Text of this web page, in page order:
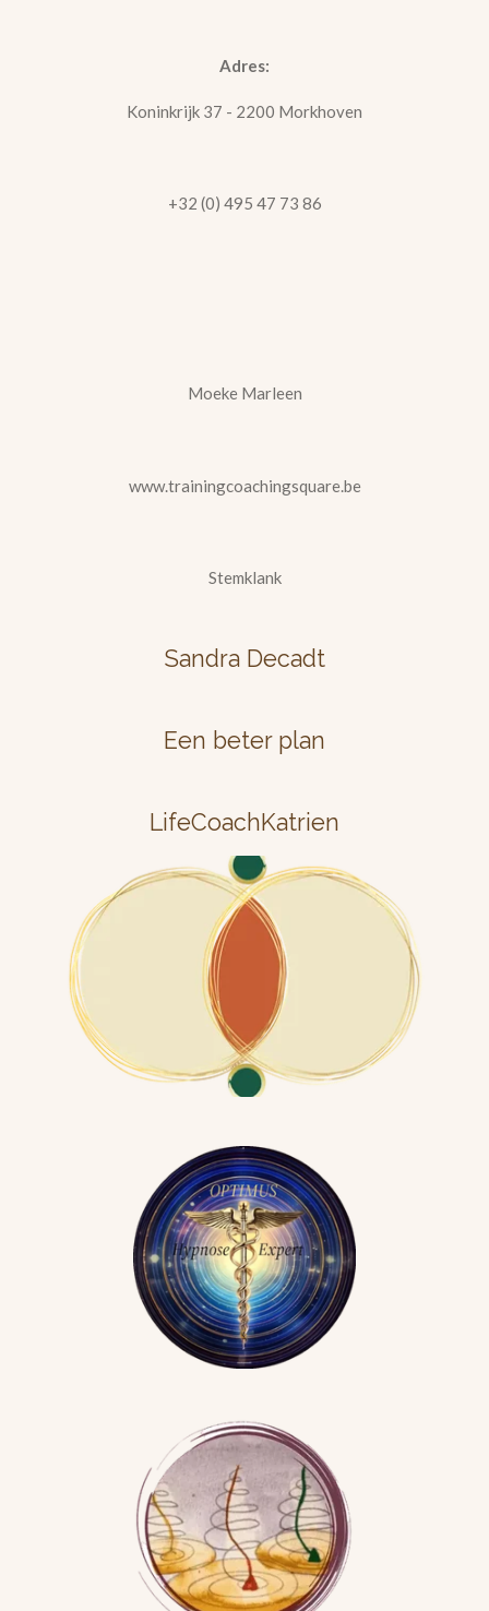
Adres:
Koninkrijk 37 - 2200 Morkhoven
+32 (0) 495 47 73 86
Moeke Marleen
www.trainingcoachingsquare.be
Stemklank
Sandra Decadt
Een beter plan
LifeCoachKatrien